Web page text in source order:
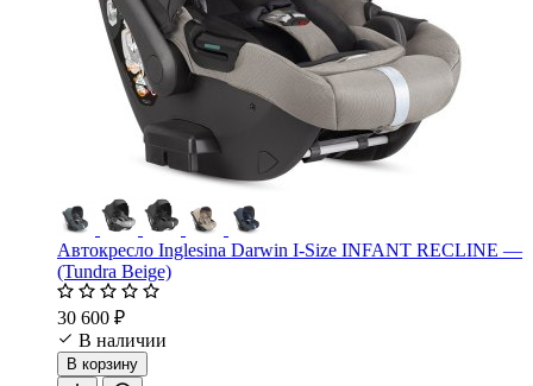
Автокресло Inglesina Darwin I-Size INFANT RECLINE —
(Tundra Beige)
30 600 ₽
В наличии
В корзину